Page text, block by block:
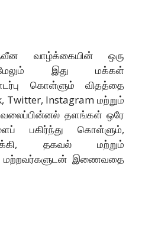
வாழ்க்கையின் ஒரு
மேலும் இது மக்கள்
கொள்ளும் விதத்தை
Twitter, Instagram மற்றும்
தளங்கள் ஒரே
பகிர்ந்து கொள்ளும்,
தகவல் மற்றும்
மற்றவர்களுடன் இணைவதை